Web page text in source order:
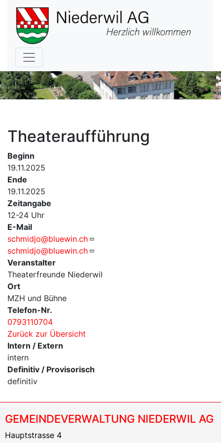
Hauptnavigation
Theateraufführung
Beginn
19.11.2025
Ende
19.11.2025
Zeitangabe
12-24 Uhr
E-Mail
schmidjo@bluewin.ch
schmidjo@bluewin.ch
Veranstalter
Theaterfreunde Niederwil
Ort
MZH und Bühne
Telefon-Nr.
0793110704
Zurück zur Übersicht
Intern / Extern
intern
Definitiv / Provisorisch
definitiv
GEMEINDEVERWALTUNG NIEDERWIL AG
Hauptstrasse 4